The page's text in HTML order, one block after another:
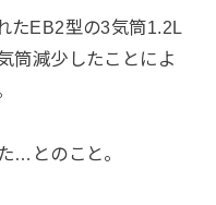
たEB2型の3気筒1.2L
筒減少したことによ
…とのこと。